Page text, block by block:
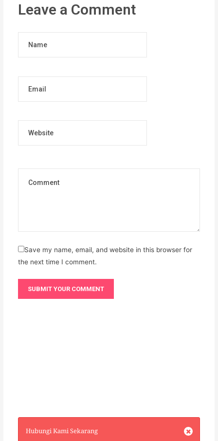
Leave a Comment
Save my name, email, and website in this browser for
the next time I comment.
Hubungi Kami Sekarang